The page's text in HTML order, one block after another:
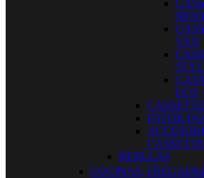
VAN
ECO
ESTOR
REJILLAS
COCINAS,